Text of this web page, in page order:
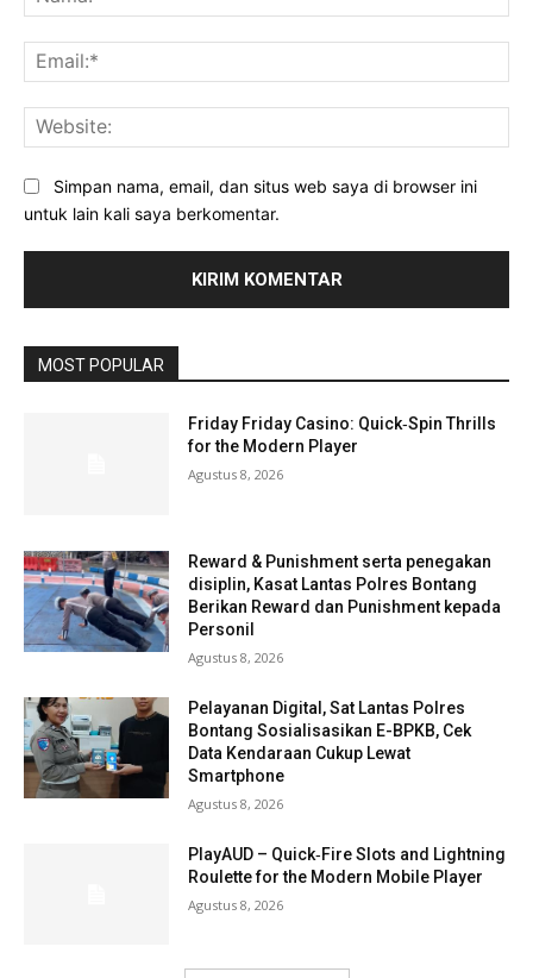
Simpan nama, email, dan situs web saya di browser ini
untuk lain kali saya berkomentar.
MOST POPULAR
Friday Friday Casino: Quick‑Spin Thrills
for the Modern Player
Agustus 8, 2026
Reward & Punishment serta penegakan
disiplin, Kasat Lantas Polres Bontang
Berikan Reward dan Punishment kepada
Personil
Agustus 8, 2026
Pelayanan Digital, Sat Lantas Polres
Bontang Sosialisasikan E-BPKB, Cek
Data Kendaraan Cukup Lewat
Smartphone
Agustus 8, 2026
PlayAUD – Quick‑Fire Slots and Lightning
Roulette for the Modern Mobile Player
Agustus 8, 2026